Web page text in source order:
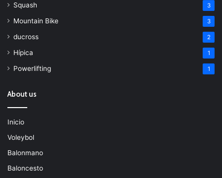
Squash 3
Mountain Bike 3
ducross 2
Hípica 1
Powerlifting 1
About us
Inicio
Voleybol
Balonmano
Baloncesto